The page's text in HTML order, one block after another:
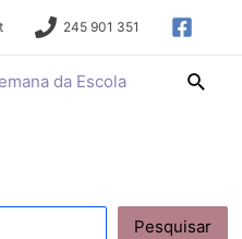
245 901 351
da Escola
Pesquisar